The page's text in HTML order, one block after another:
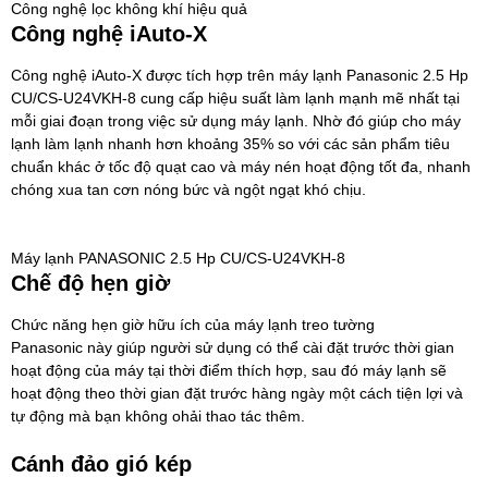
Công nghệ lọc không khí hiệu quả
Công nghệ iAuto-X
Công nghệ iAuto-X được tích hợp trên máy lạnh Panasonic 2.5 Hp
CU/CS-U24VKH-8 cung cấp hiệu suất làm lạnh mạnh mẽ nhất tại
mỗi giai đoạn trong việc sử dụng máy lạnh. Nhờ đó giúp cho máy
lạnh làm lạnh nhanh hơn khoảng 35% so với các sản phẩm tiêu
chuẩn khác ở tốc độ quạt cao và máy nén hoạt động tốt đa, nhanh
chóng xua tan cơn nóng bức và ngột ngạt khó chịu.
Máy lạnh PANASONIC 2.5 Hp CU/CS-U24VKH-8
Chế độ hẹn giờ
Chức năng hẹn giờ hữu ích của máy lạnh treo tường
Panasonic này giúp người sử dụng có thể cài đặt trước thời gian
hoạt động của máy tại thời điểm thích hợp, sau đó máy lạnh sẽ
hoạt động theo thời gian đặt trước hàng ngày một cách tiện lợi và
tự động mà bạn không ohải thao tác thêm.
Cánh đảo gió kép